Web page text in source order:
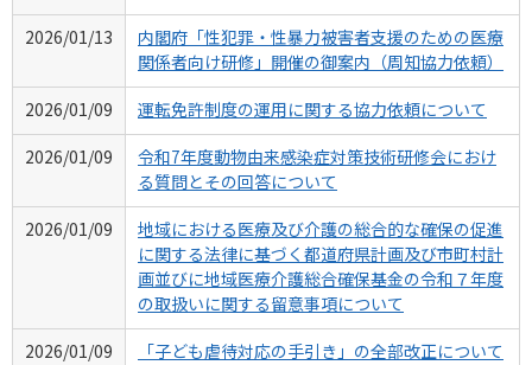
2026/01/13
内閣府「性犯罪・性暴力被害者支援のための医療
関係者向け研修」開催の御案内（周知協力依頼）
2026/01/09
運転免許制度の運用に関する協力依頼について
2026/01/09
令和7年度動物由来感染症対策技術研修会におけ
る質問とその回答について
2026/01/09
地域における医療及び介護の総合的な確保の促進
に関する法律に基づく都道府県計画及び市町村計
画並びに地域医療介護総合確保基金の令和７年度
の取扱いに関する留意事項について
2026/01/09
「子ども虐待対応の手引き」の全部改正について